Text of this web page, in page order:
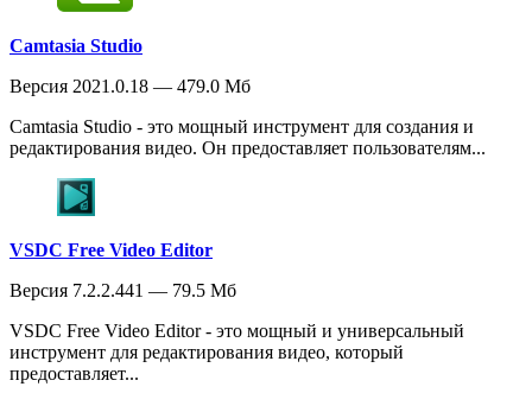
Camtasia Studio
Версия 2021.0.18 — 479.0 Мб
Camtasia Studio - это мощный инструмент для создания и
редактирования видео. Он предоставляет пользователям...
VSDC Free Video Editor
Версия 7.2.2.441 — 79.5 Мб
VSDC Free Video Editor - это мощный и универсальный
инструмент для редактирования видео, который
предоставляет...